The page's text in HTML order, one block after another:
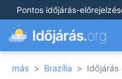
Pontos időjárás-
Időjárás.org
más > Brazília >